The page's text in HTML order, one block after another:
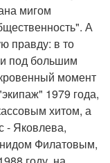
мигом
А
правду: в то
под большим
момент
1979 года,
хитом, а
- Яковлева,
Филатовым,